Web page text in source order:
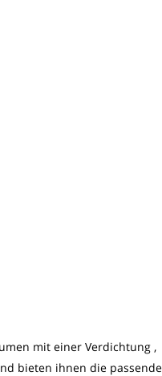
mit einer Verdichtung ,
bieten ihnen die passende